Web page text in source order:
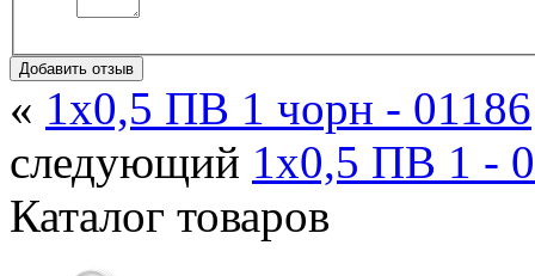
Добавить отзыв
« 1х0,5 ПВ 1 чорн - 01186
следующий 1х0,5 ПВ 1 -
Каталог товаров